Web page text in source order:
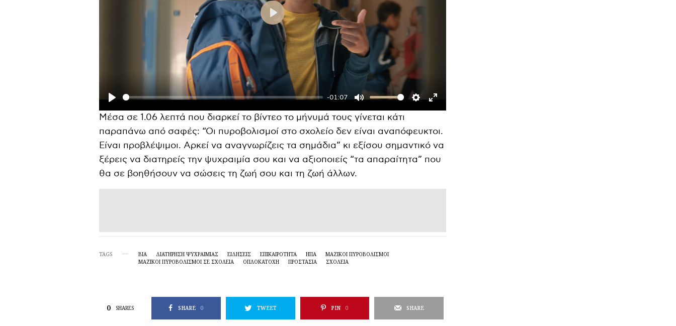
P
-01:07
M
t
S
t
E
l
n
P
a
Μέσα σε 1.06 λεπτά που διαρκεί το βίντεο το μήνυμά τους γίνεται κάτι
παραπάνω από σαφές: “Οι πυροβολισμοί στο σχολείο δεν είναι αναπόφευκτοι.
Είναι προβλέψιμοι. Αρκεί να αναγνωρίζεις τα σημάδια” κι εξίσου σημαντικό να
ξέρεις να διατηρείς την ψυχραιμία σου και να αξιοποιείς “τα απαραίτητα” που
θα σε βοηθήσουν να σώσεις τη ζωή σου και τη ζωή άλλων.
TAGS ΒΙΑ ΔΙΑΤΉΡΗΣΗ ΨΥΧΡΑΙΜΊΑΣ ΕΙΔΉΣΕΙΣ ΕΠΙΚΑΙΡΌΤΗΤΑ ΗΠΑ
ΜΑΖΙΚΟΊ ΠΥΡΟΒΟΛΙΣΜΟΊ
ΜΑΖΙΚΟΊ ΠΥΡΟΒΟΛΙΣΜΟΊ ΣΕ ΣΧΟΛΕΊΑ
ΟΠΛΟΚΑΤΟΧΉ ΠΡΟΣΤΑΣΙΑ ΣΧΟΛΕΙΑ
0 SHARES SHARE 0 TWEET PIN 0 SHARE